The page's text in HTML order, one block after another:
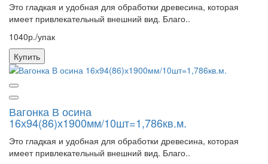
Это гладкая и удобная для обработки древесина, которая
имеет привлекательный внешний вид. Благо..
1040р./упак
Купить
Вагонка В осина
16х94(86)х1900мм/10шт=1,786кв.м.
Это гладкая и удобная для обработки древесина, которая
имеет привлекательный внешний вид. Благо..